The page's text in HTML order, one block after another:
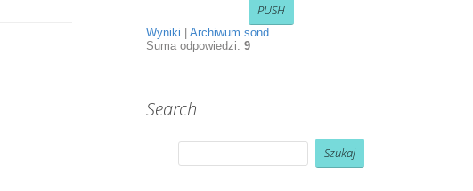
Wyniki | Archiwum sond
Suma odpowiedzi: 9
Search